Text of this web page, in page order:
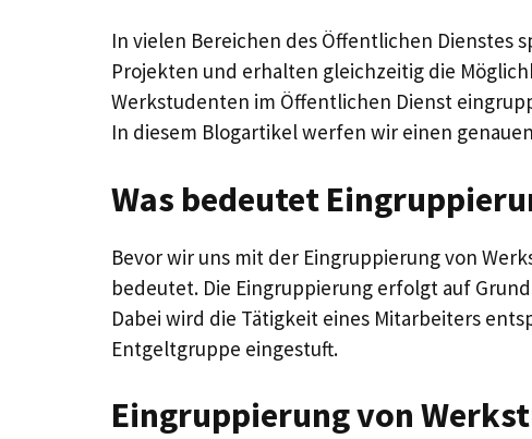
In vielen Bereichen des Öffentlichen Dienstes
Projekten und erhalten gleichzeitig die
Werkstudenten im Öffentlichen Dienst
In diesem Blogartikel werfen wir einen
Was bedeutet
Bevor wir uns mit der Eingruppierung von
bedeutet. Die Eingruppierung erfolgt auf
Dabei wird die Tätigkeit eines Mitarbeiters
Entgeltgruppe eingestuft.
Eingruppierung von